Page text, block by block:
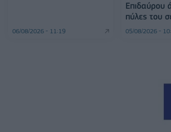
06/08/2026 - 11:19
Επιδαύρου
πύλες του
05/08/2026 -